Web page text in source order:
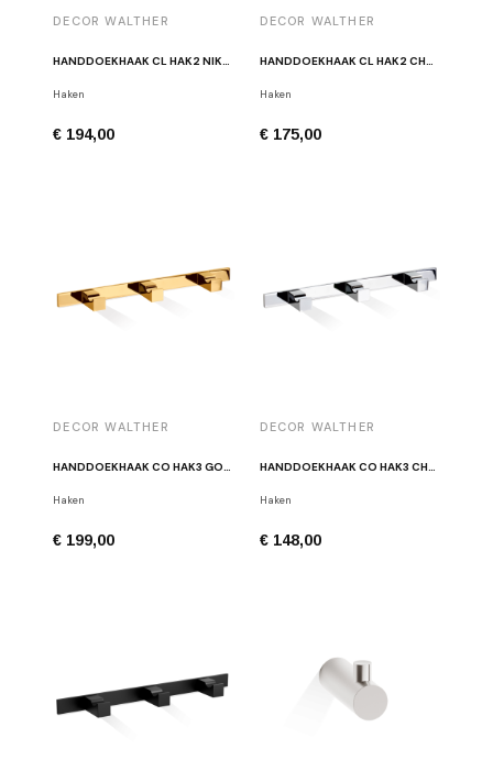
DECOR WALTHER
HANDDOEKHAAK CL HAK2 NIKKEL
Haken
€ 194,00
DECOR WALTHER
HANDDOEKHAAK CL HAK2 CHROOM
Haken
€ 175,00
DECOR WALTHER
HANDDOEKHAAK CO HAK3 GOUD
Haken
€ 199,00
DECOR WALTHER
HANDDOEKHAAK CO HAK3 CHROOM
Haken
€ 148,00